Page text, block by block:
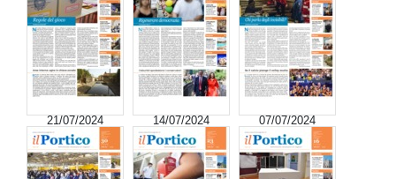
21/07/2024 14/07/2024 07/07/2024